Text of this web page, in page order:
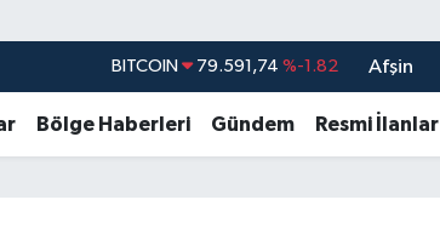
DOLAR 45,43620 %0.02
EURO 53,38690 %0.19
STERLİN 61,60380 %0.18
Afşin
Bölge Haberleri Gündem Resmi İlanlar